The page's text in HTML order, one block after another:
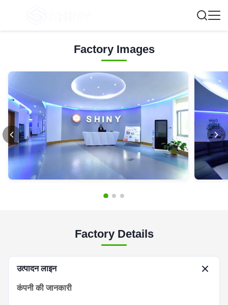
Factory Images
Factory Details
उत्पादन लाइन
कंपनी की जानकारी